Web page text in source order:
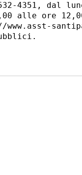
4532-4351,
alle ore